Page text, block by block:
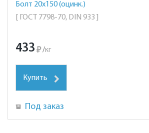
Болт 20х150 (оцинк.)
[ ГОСТ 7798-70, DIN 933 ]
433 ₽ /кг
Купить
Под заказ